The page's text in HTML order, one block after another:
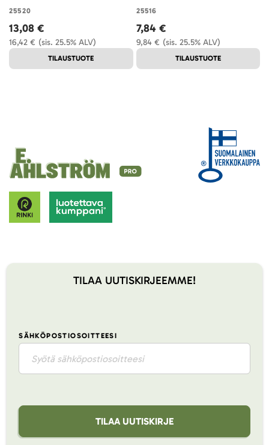
25520
(sis. 25.5% ALV)
16,42 €
13,08 €
TILAUSTUOTE
25516
(sis. 25.5% ALV)
9,84 €
7,84 €
TILAUSTUOTE
TILAA UUTISKIRJEEMME!
SÄHKÖPOSTIOSOITTEESI
TILAA UUTISKIRJE